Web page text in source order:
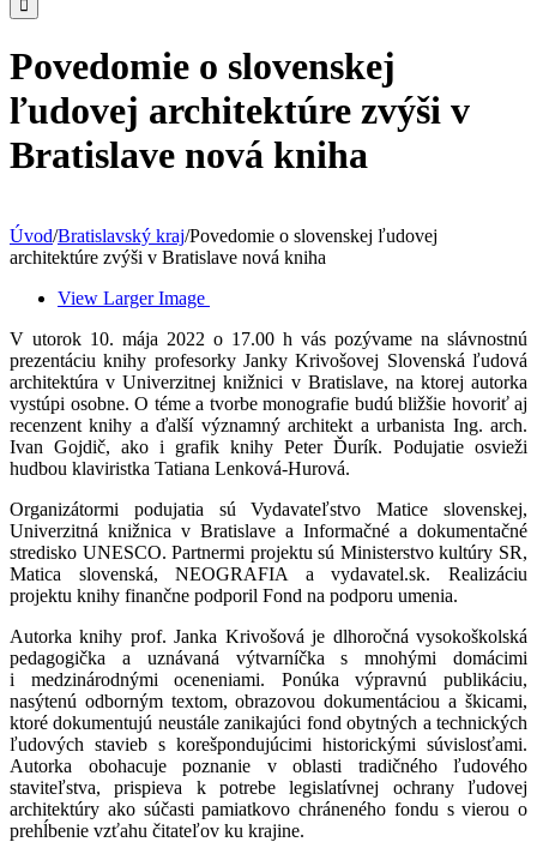
Povedomie o slovenskej
ľudovej architektúre zvýši v
Bratislave nová kniha
Úvod/Bratislavský kraj/Povedomie o slovenskej ľudovej
architektúre zvýši v Bratislave nová kniha
View Larger Image
V utorok 10. mája 2022 o 17.00 h vás pozývame na slávnostnú
prezentáciu knihy profesorky Janky Krivošovej Slovenská ľudová
architektúra v Univerzitnej knižnici v Bratislave, na ktorej autorka
vystúpi osobne. O téme a tvorbe monografie budú bližšie hovoriť aj
recenzent knihy a ďalší významný architekt a urbanista Ing. arch.
Ivan Gojdič, ako i grafik knihy Peter Ďurík. Podujatie osvieži
hudbou klaviristka Tatiana Lenková-Hurová.
Organizátormi podujatia sú Vydavateľstvo Matice slovenskej,
Univerzitná knižnica v Bratislave a Informačné a dokumentačné
stredisko UNESCO. Partnermi projektu sú Ministerstvo kultúry SR,
Matica slovenská, NEOGRAFIA a vydavatel.sk. Realizáciu
projektu knihy finančne podporil Fond na podporu umenia.
Autorka knihy prof. Janka Krivošová je dlhoročná vysokoškolská
pedagogička a uznávaná výtvarníčka s mnohými domácimi
i medzinárodnými oceneniami. Ponúka výpravnú publikáciu,
nasýtenú odborným textom, obrazovou dokumentáciou a škicami,
ktoré dokumentujú neustále zanikajúci fond obytných a technických
ľudových stavieb s korešpondujúcimi historickými súvislosťami.
Autorka obohacuje poznanie v oblasti tradičného ľudového
staviteľstva, prispieva k potrebe legislatívnej ochrany ľudovej
architektúry ako súčasti pamiatkovo chráneného fondu s vierou o
prehĺbenie vzťahu čitateľov ku krajine.